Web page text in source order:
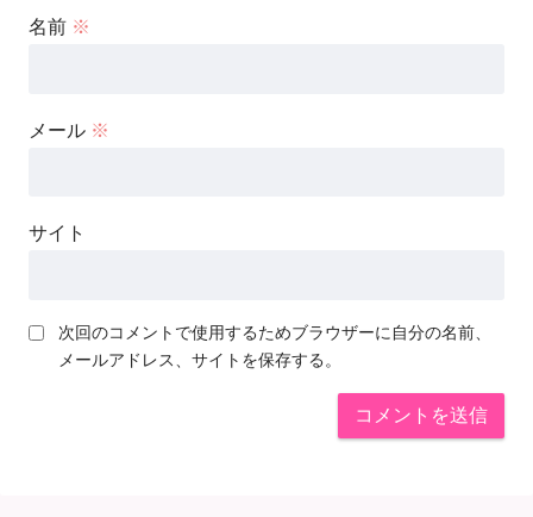
名前 ※
メール ※
サイト
次回のコメントで使用するためブラウザーに自分の名前、
メールアドレス、サイトを保存する。